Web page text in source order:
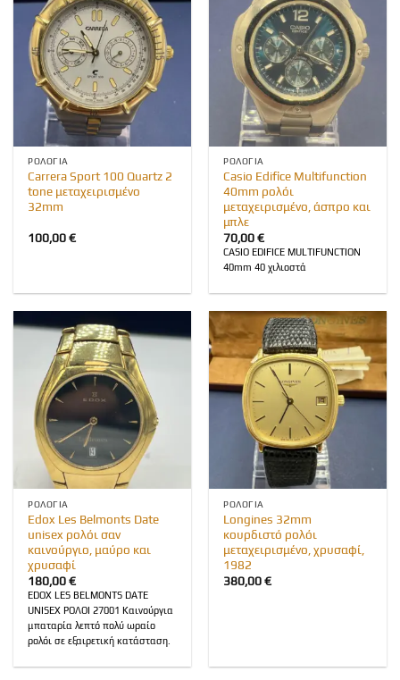
ΡΟΛΌΓΙΑ
Carrera Sport 100 Quartz 2
tone μεταχειρισμένο
32mm
100,00€
ΡΟΛΌΓΙΑ
Casio Edifice Multifunction
40mm ρολόι
μεταχειρισμένο, άσπρο και
μπλε
70,00€
CASIO EDIFICE MULTIFUNCTION
40mm 40 χιλιοστά
ΡΟΛΌΓΙΑ
Edox Les Belmonts Date
unisex ρολόι σαν
καινούργιο, μαύρο και
χρυσαφί
180,00€
EDOX LES BELMONTS DATE
UNISEX ΡΟΛΟΙ 27001 Καινούργια
μπαταρία λεπτό πολύ ωραίο
ρολόι σε εξαιρετική κατάσταση.
ΡΟΛΌΓΙΑ
Longines 32mm
κουρδιστό ρολόι
μεταχειρισμένο, χρυσαφί,
1982
380,00€